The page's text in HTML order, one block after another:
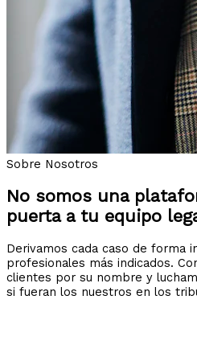
Sobre Nosotros
No somos una
puerta a tu equipo
Derivamos cada caso de forma
profesionales más indicados.
clientes por su nombre y
si fueran los nuestros en los